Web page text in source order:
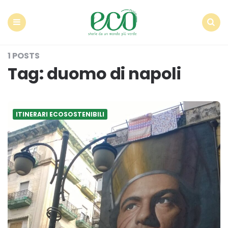
1 POSTS
Tag:duomo di napoli
ITINERARI ECOSOSTENIBILI